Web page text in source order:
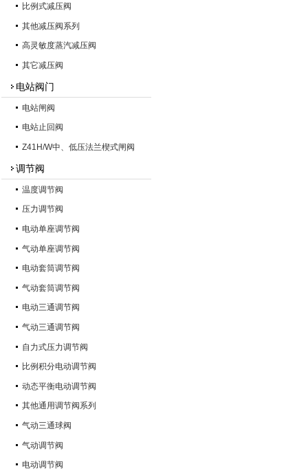
比例式减压阀
其他减压阀系列
高灵敏度蒸汽减压阀
其它减压阀
电站阀门
电站闸阀
电站止回阀
Z41H/W中、低压法兰楔式闸阀
调节阀
温度调节阀
压力调节阀
电动单座调节阀
气动单座调节阀
电动套筒调节阀
气动套筒调节阀
电动三通调节阀
气动三通调节阀
自力式压力调节阀
比例积分电动调节阀
动态平衡电动调节阀
其他通用调节阀系列
气动三通球阀
气动调节阀
电动调节阀